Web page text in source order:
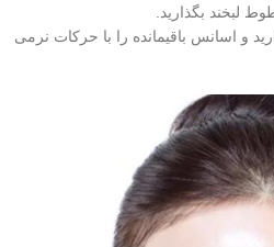
لبخند بگذارید.
را بردارید و اسانس باقیمانده را با حرکات نرمی